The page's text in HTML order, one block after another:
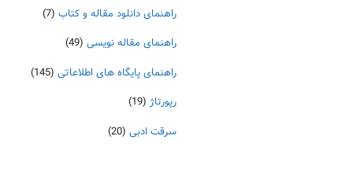
راهنمای دانلود مقاله و کتاب (7)
راهنمای مقاله نویسی (49)
راهنمای پایگاه های اطلاعاتی (145)
رپورتاژ (19)
سرقت ادبی (20)